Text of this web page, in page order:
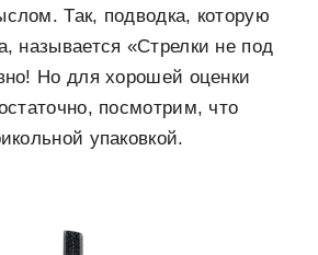
Так, подводка, которую
называется «Стрелки не под
Но для хорошей оценки
посмотрим, что
упаковкой.